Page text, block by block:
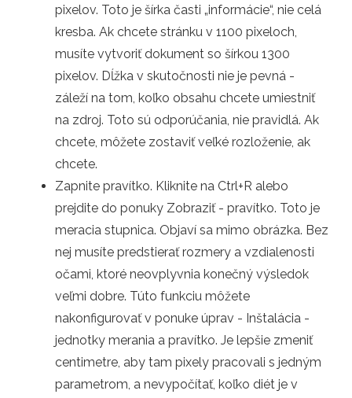
pixelov. Toto je šírka časti „informácie“, nie celá
kresba. Ak chcete stránku v 1100 pixeloch,
musíte vytvoriť dokument so šírkou 1300
pixelov. Dĺžka v skutočnosti nie je pevná -
záleží na tom, koľko obsahu chcete umiestniť
na zdroj. Toto sú odporúčania, nie pravidlá. Ak
chcete, môžete zostaviť veľké rozloženie, ak
chcete.
Zapnite pravítko. Kliknite na Ctrl+R alebo
prejdite do ponuky Zobraziť - pravítko. Toto je
meracia stupnica. Objaví sa mimo obrázka. Bez
nej musíte predstierať rozmery a vzdialenosti
očami, ktoré neovplyvnia konečný výsledok
veľmi dobre. Túto funkciu môžete
nakonfigurovať v ponuke úprav - Inštalácia -
jednotky merania a pravítko. Je lepšie zmeniť
centimetre, aby tam pixely pracovali s jedným
parametrom, a nevypočítať, koľko diét je v